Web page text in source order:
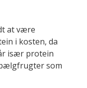
at være
i kosten, da
især protein
som